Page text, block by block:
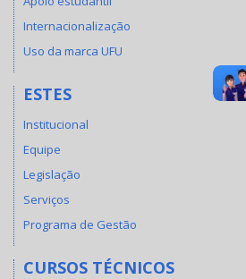
Internacionalização
Uso da marca UFU
ESTES
Institucional
Equipe
Legislação
Serviços
Programa de Gestão
CURSOS TÉCNICOS